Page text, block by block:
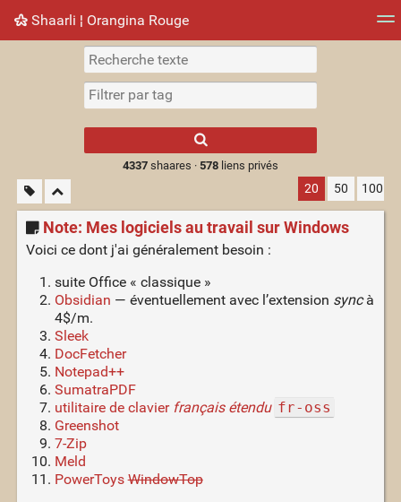
Shaarli ¦ Orangina Rouge
Nuage de tags Mur d'images
results.
4337shaares · 578liens privés
20 50 100
Note: Mes logiciels au travail sur Windows
Voici ce dont j'ai généralement besoin :
suite Office « classique »
Obsidian — éventuellement avec l’extension syncà
4$/m.
Sleek
DocFetcher
Notepad++
SumatraPDF
utilitaire de clavier français étendu fr-oss
Greenshot
7-Zip
Meld
PowerToys WindowTop